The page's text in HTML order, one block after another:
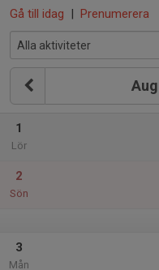
Gå till idag | Prenumerera
1
Lör
2
Sön
3
Mån